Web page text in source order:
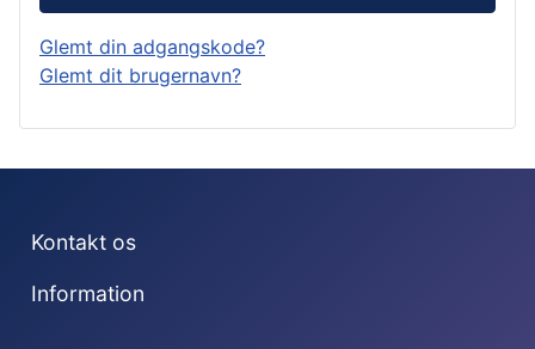
Glemt din adgangskode?
Glemt dit brugernavn?
Kontakt os
Information